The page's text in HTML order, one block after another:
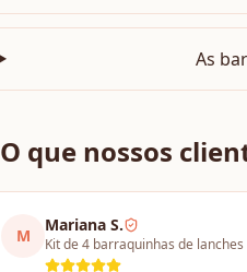
As
O que nossos
M
Mariana S.
Kit de 4 barraquinhas de lanches